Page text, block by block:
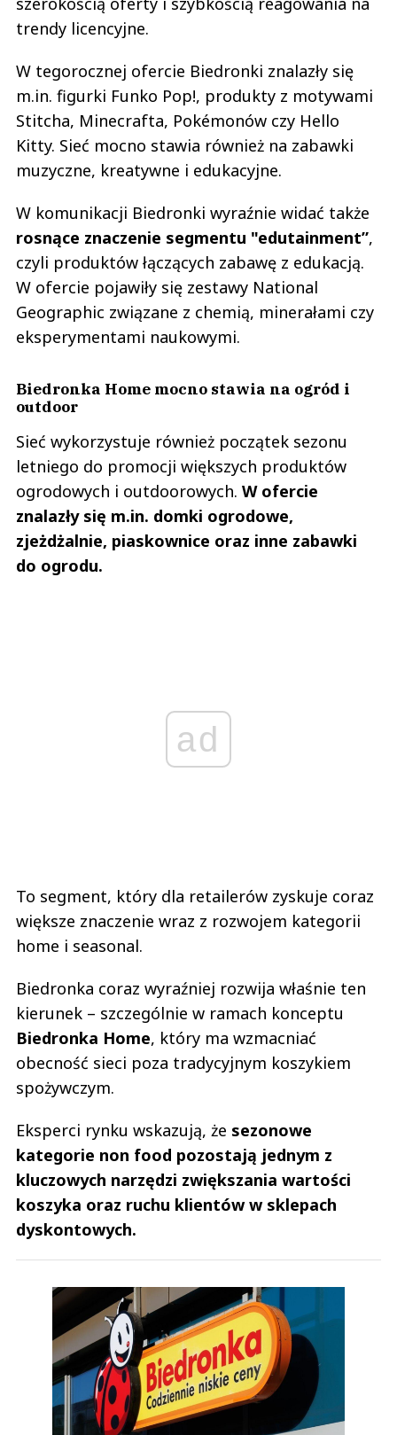
trendy licencyjne.
W tegorocznej ofercie Biedronki znalazły się
m.in. figurki Funko Pop!, produkty z motywami
Stitcha, Minecrafta, Pokémonów czy Hello
Kitty. Sieć mocno stawia również na zabawki
muzyczne, kreatywne i edukacyjne.
W komunikacji Biedronki wyraźnie widać także
rosnące znaczenie segmentu "edutainment”,
czyli produktów łączących zabawę z edukacją.
W ofercie pojawiły się zestawy National
Geographic związane z chemią, minerałami czy
eksperymentami naukowymi.
Biedronka Home mocno stawia na ogród i
outdoor
Sieć wykorzystuje również początek sezonu
letniego do promocji większych produktów
ogrodowych i outdoorowych. W ofercie
znalazły się m.in. domki ogrodowe,
zjeżdżalnie, piaskownice oraz inne zabawki
do ogrodu.
ad
To segment, który dla retailerów zyskuje coraz
większe znaczenie wraz z rozwojem kategorii
home i seasonal.
Biedronka coraz wyraźniej rozwija właśnie ten
kierunek – szczególnie w ramach konceptu
Biedronka Home, który ma wzmacniać
obecność sieci poza tradycyjnym koszykiem
spożywczym.
Eksperci rynku wskazują, że sezonowe
kategorie non food pozostają jednym z
kluczowych narzędzi zwiększania wartości
koszyka oraz ruchu klientów w sklepach
dyskontowych.